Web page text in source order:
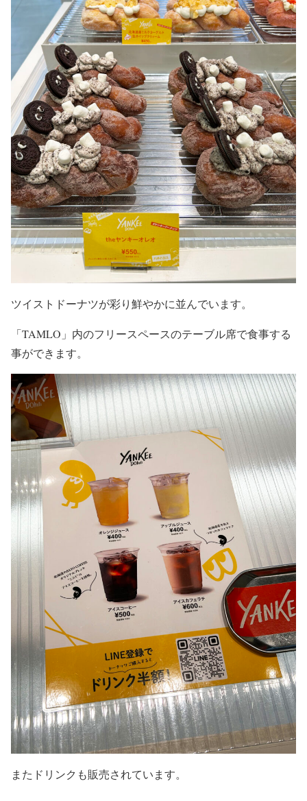
ツイストドーナツが彩り鮮やかに並んでいます。
「TAMLO」内のフリースペースのテーブル席で食事する
事ができます。
またドリンクも販売されています。